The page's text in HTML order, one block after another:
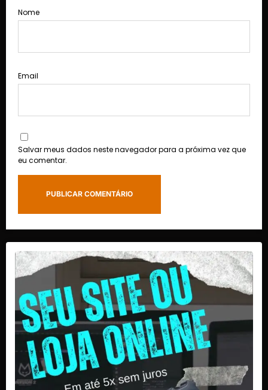
Nome
Email
Salvar meus dados neste navegador para a próxima vez que
eu comentar.